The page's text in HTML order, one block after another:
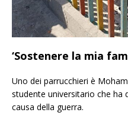
‘Sostenere la mia
Uno dei parrucchieri è
studente universitario che
causa della guerra.